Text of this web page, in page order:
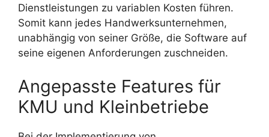
Dienstleistungen zu variablen Kosten führen.
Somit kann jedes Handwerksunternehmen,
unabhängig von seiner Größe, die Software auf
seine eigenen Anforderungen zuschneiden.
Angepasste Features für
KMU und Kleinbetriebe